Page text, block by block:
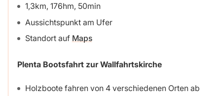
1,3km, 176hm, 50min
Aussichtspunkt am Ufer
Standort auf Maps
Plenta Bootsfahrt zur Wallfahrtskirche
Holzboote fahren von 4 verschiedenen Orten ab